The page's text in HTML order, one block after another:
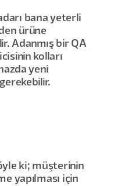
bana yeterli
ürüne
Adanmış bir QA
kolları
yeni
ki; müşterinin
yapılması için